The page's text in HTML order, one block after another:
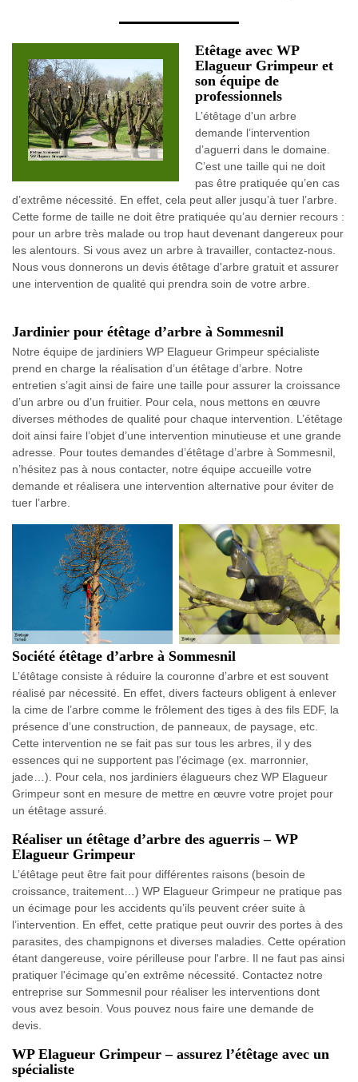
Etêtage avec WP
Elagueur Grimpeur et
son équipe de
professionnels
L’étêtage d'un arbre
demande l’intervention
d’aguerri dans le domaine.
C’est une taille qui ne doit
pas être pratiquée qu’en cas
d’extrême nécessité. En effet, cela peut aller jusqu’à tuer l’arbre.
Cette forme de taille ne doit être pratiquée qu’au dernier recours :
pour un arbre très malade ou trop haut devenant dangereux pour
les alentours. Si vous avez un arbre à travailler, contactez-nous.
Nous vous donnerons un devis étêtage d'arbre gratuit et assurer
une intervention de qualité qui prendra soin de votre arbre.
Jardinier pour étêtage d’arbre à Sommesnil
Notre équipe de jardiniers WP Elagueur Grimpeur spécialiste
prend en charge la réalisation d’un étêtage d’arbre. Notre
entretien s’agit ainsi de faire une taille pour assurer la croissance
d’un arbre ou d’un fruitier. Pour cela, nous mettons en œuvre
diverses méthodes de qualité pour chaque intervention. L’étêtage
doit ainsi faire l’objet d’une intervention minutieuse et une grande
adresse. Pour toutes demandes d’étêtage d’arbre à Sommesnil,
n’hésitez pas à nous contacter, notre équipe accueille votre
demande et réalisera une intervention alternative pour éviter de
tuer l’arbre.
Société étêtage d’arbre à Sommesnil
L’étêtage consiste à réduire la couronne d’arbre et est souvent
réalisé par nécessité. En effet, divers facteurs obligent à enlever
la cime de l’arbre comme le frôlement des tiges à des fils EDF, la
présence d’une construction, de panneaux, de paysage, etc.
Cette intervention ne se fait pas sur tous les arbres, il y des
essences qui ne supportent pas l'écimage (ex. marronnier,
jade…). Pour cela, nos jardiniers élagueurs chez WP Elagueur
Grimpeur sont en mesure de mettre en œuvre votre projet pour
un étêtage assuré.
Réaliser un étêtage d’arbre des aguerris – WP
Elagueur Grimpeur
L’étêtage peut être fait pour différentes raisons (besoin de
croissance, traitement…) WP Elagueur Grimpeur ne pratique pas
un écimage pour les accidents qu’ils peuvent créer suite à
l’intervention. En effet, cette pratique peut ouvrir des portes à des
parasites, des champignons et diverses maladies. Cette opération
étant dangereuse, voire périlleuse pour l'arbre. Il ne faut pas ainsi
pratiquer l'écimage qu’en extrême nécessité. Contactez notre
entreprise sur Sommesnil pour réaliser les interventions dont
vous avez besoin. Vous pouvez nous faire une demande de
devis.
WP Elagueur Grimpeur – assurez l’étêtage avec un
spécialiste